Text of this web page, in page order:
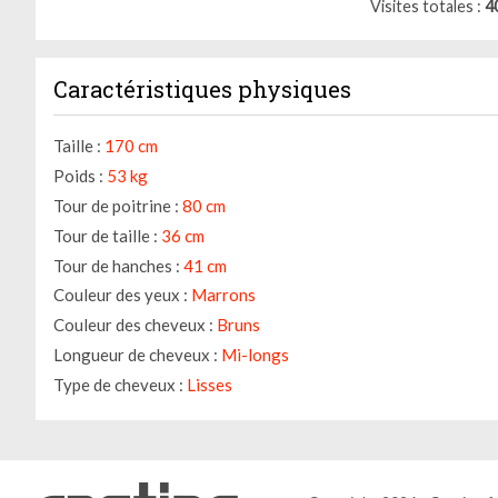
Visites totales
Caractéristiques physiques
Taille : 170 cm
Poids : 53 kg
Tour de poitrine : 80 cm
Tour de taille : 36 cm
Tour de hanches : 41 cm
Couleur des yeux : Marrons
Couleur des cheveux : Bruns
Longueur de cheveux : Mi-longs
Type de cheveux : Lisses